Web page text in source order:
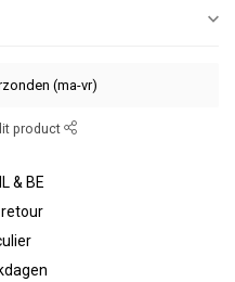
(ma-vr)
product
& BE
retour